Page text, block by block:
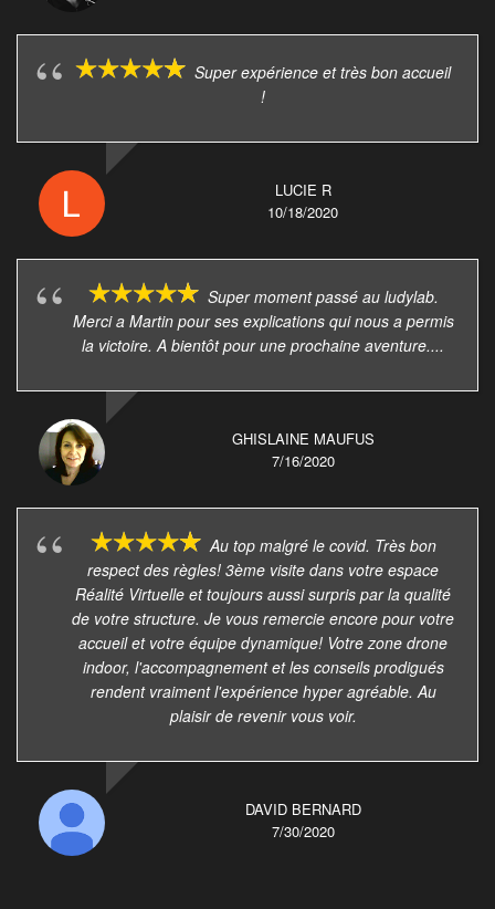
Super expérience et très bon accueil
!
LUCIE R
10/18/2020
Super moment passé au ludylab.
Merci a Martin pour ses explications qui nous a permis
la victoire. A bientôt pour une prochaine aventure....
GHISLAINE MAUFUS
7/16/2020
Au top malgré le covid. Très bon
respect des règles! 3ème visite dans votre espace
Réalité Virtuelle et toujours aussi surpris par la qualité
de votre structure. Je vous remercie encore pour votre
accueil et votre équipe dynamique! Votre zone drone
indoor, l'accompagnement et les conseils prodigués
rendent vraiment l'expérience hyper agréable. Au
plaisir de revenir vous voir.
DAVID BERNARD
7/30/2020